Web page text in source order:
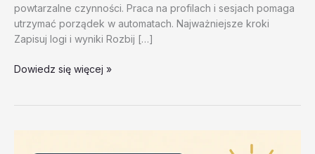
powtarzalne czynności. Praca na profilach i sesjach pomaga
utrzymać porządek w automatach. Najważniejsze kroki
Zapisuj logi i wyniki Rozbij […]
Tworzenie
kroku
Dowiedz się więcej »